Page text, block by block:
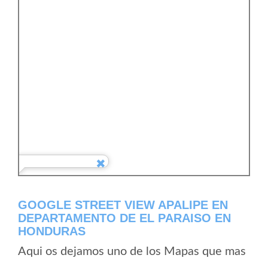
GOOGLE STREET VIEW APALIPE EN
DEPARTAMENTO DE EL PARAISO EN
HONDURAS
Aqui os dejamos uno de los Mapas que mas